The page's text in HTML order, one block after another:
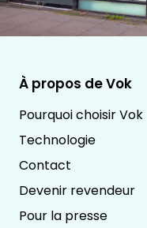
À propos de Vok
Pourquoi choisir Vok
Technologie
Contact
Devenir revendeur
Pour la presse